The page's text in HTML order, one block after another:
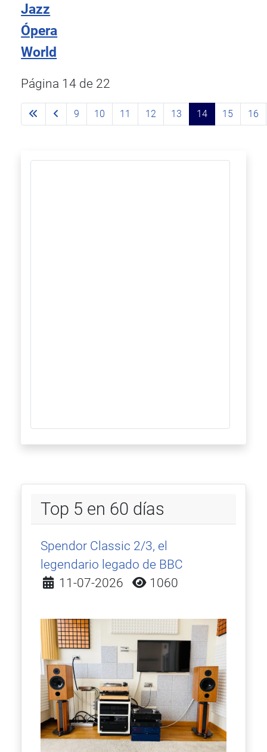
Jazz
Ópera
World
Página 14 de 22
9 10 11 12 13 14 15 16
Top 5 en 60 días
Spendor Classic 2/3, el
legendario legado de BBC
Detalles
11-07-2026 1060